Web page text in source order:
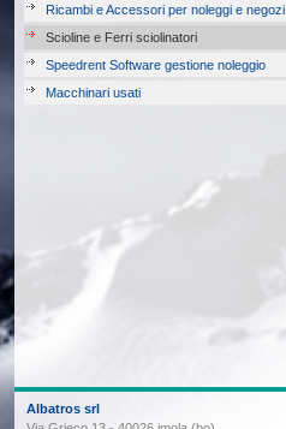
Ricambi e Accessori per noleggi e negozi
Scioline e Ferri sciolinatori
Speedrent Software gestione noleggio
Macchinari usati
Albatros srl